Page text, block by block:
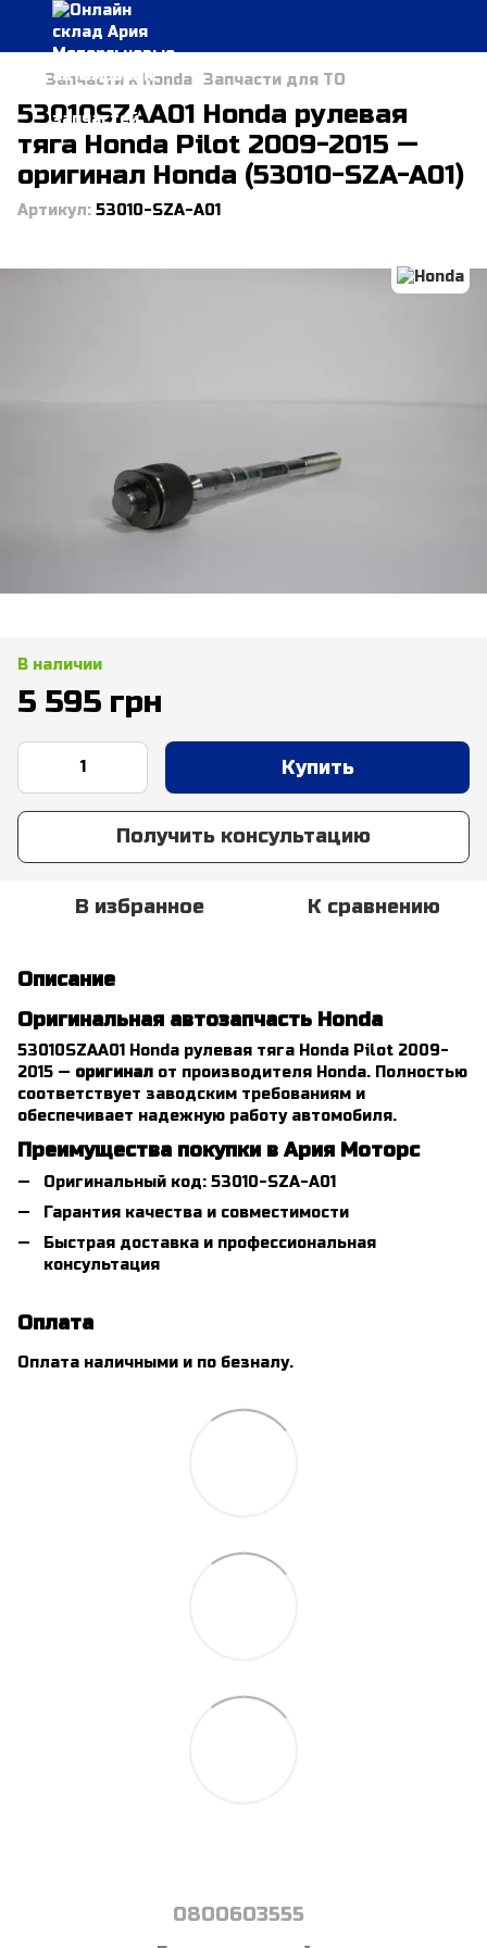
Запчасти к Honda Запчасти для ТО
53010SZAA01 Honda рулевая
тяга Honda Pilot 2009-2015 —
оригинал Honda (53010-SZA-A01)
Артикул: 53010-SZA-A01
В наличии
5 595 грн
Купить
Получить консультацию
В избранное К сравнению
Описание
Оригинальная автозапчасть Honda
53010SZAA01 Honda рулевая тяга Honda Pilot 2009-
2015 — оригинал от производителя Honda. Полностью
соответствует заводским требованиям и
обеспечивает надежную работу автомобиля.
Преимущества покупки в Ария Моторс
Оригинальный код: 53010-SZA-A01
Гарантия качества и совместимости
Быстрая доставка и профессиональная
консультация
Оплата
Оплата наличными и по безналу.
0800603555